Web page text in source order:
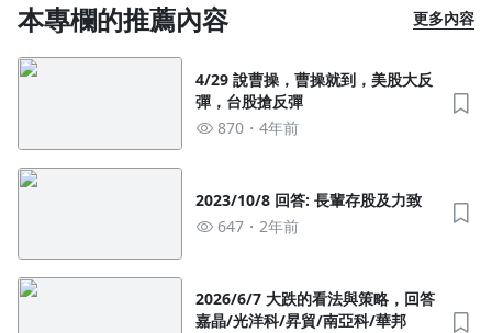
本專欄的推薦內容 更多內容
4/29 說曹操，曹操就到，美股大反
彈，台股搶反彈
870
4年前
2023/10/8 回答: 長輩存股及力致
647
2年前
2026/6/7 大跌的看法與策略，回答
嘉晶/光洋科/昇貿/南亞科/華邦